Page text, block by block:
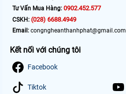
Tư Vấn Mua Hàng: 0902.452.577
CSKH: (028) 6688.4949
Email: congngheanthanhphat@gmail.com
Kết nối với chúng tôi
Facebook
Tiktok